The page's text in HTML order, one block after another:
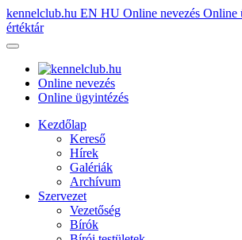
kennelclub.hu EN HU Online nevezés Online
értéktár
Online nevezés
Online ügyintézés
Kezdőlap
Kereső
Hírek
Galériák
Archívum
Szervezet
Vezetőség
Bírók